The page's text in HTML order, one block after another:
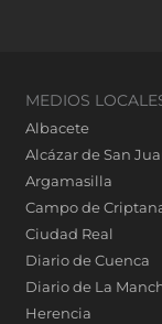
MEDIOS
Albacete
Alcázar de San
Argamasilla
Campo de
Ciudad Real
Diario de Cuenca
Diario de La
Herencia